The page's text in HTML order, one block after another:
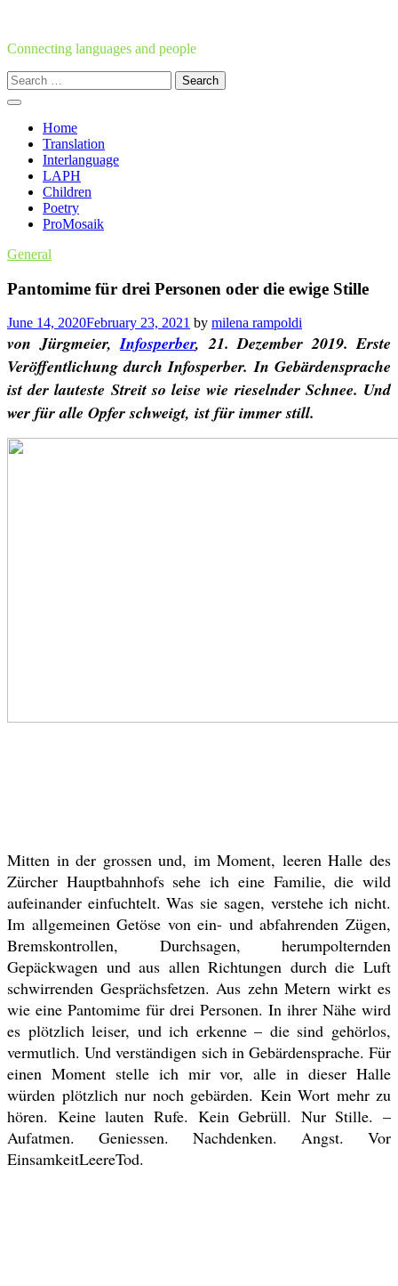
content
Connecting languages and people
Search
for:
Home
Translation
Interlanguage
LAPH
Children
Poetry
ProMosaik
General
Pantomime für drei Personen oder die ewige Stille
June 14, 2020February 23, 2021 by milena rampoldi
von Jürgmeier,Infosperber, 21. Dezember 2019. Erste
Veröffentlichung durch Infosperber.In Gebärdensprache
ist der lauteste Streit so leise wie rieselnder Schnee. Und
wer für alle Opfer schweigt, ist für immer still.
Mitten in der grossen und, im Moment, leeren Halle des
Zürcher Hauptbahnhofs sehe ich eine Familie, die wild
aufeinander einfuchtelt. Was sie sagen, verstehe ich nicht.
Im allgemeinen Getöse von ein- und abfahrenden Zügen,
Bremskontrollen, Durchsagen, herumpolternden
Gepäckwagen und aus allen Richtungen durch die Luft
schwirrenden Gesprächsfetzen. Aus zehn Metern wirkt es
wie eine Pantomime für drei Personen. In ihrer Nähe wird
es plötzlich leiser, und ich erkenne – die sind gehörlos,
vermutlich. Und verständigen sich in Gebärdensprache. Für
einen Moment stelle ich mir vor, alle in dieser Halle
würden plötzlich nur noch gebärden. Kein Wort mehr zu
hören. Keine lauten Rufe. Kein Gebrüll. Nur Stille. –
Aufatmen. Geniessen. Nachdenken. Angst. Vor
EinsamkeitLeereTod.